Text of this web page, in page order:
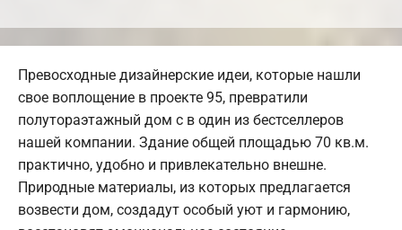
Превосходные дизайнерские идеи, которые нашли
свое воплощение в проекте 95, превратили
полутораэтажный дом с в один из бестселлеров
нашей компании. Здание общей площадью 70 кв.м.
практично, удобно и привлекательно внешне.
Природные материалы, из которых предлагается
возвести дом, создадут особый уют и гармонию,